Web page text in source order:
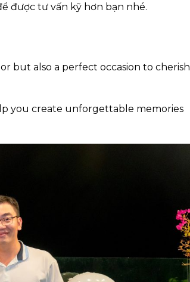
được tư vấn kỹ hơn bạn nhé.
but also a perfect occasion to cherish
you create unforgettable memories